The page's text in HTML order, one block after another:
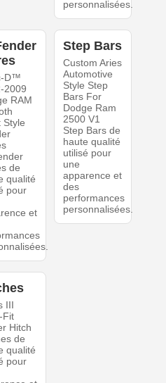
personnalisées.
D™
2009
RAM
Style
de
qualité
pour
et
Step Bars
Custom Aries
Automotive
Style Step
Bars For
Dodge Ram
2500 V1
Step Bars de
haute qualité
utilisé pour
une
apparence et
des
performances
personnalisées.
III
Fit
Hitch
de
qualité
pour